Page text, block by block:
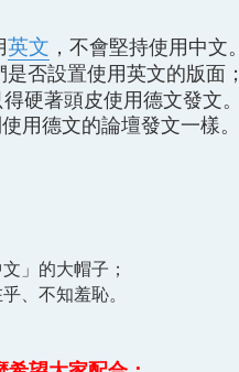
英文 ，不會堅持使用中文。
否設置使用英文的版面；
硬著頭皮使用德文發文。
用德文的論壇發文一樣。
」的大帽子；
、不知羞恥。